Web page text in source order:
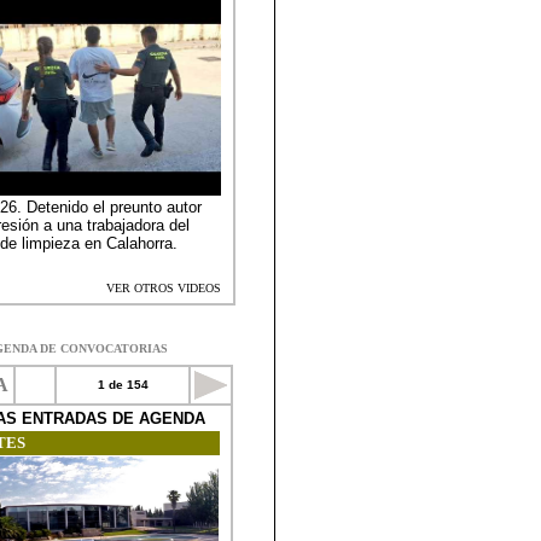
DE CONVOCATORIAS